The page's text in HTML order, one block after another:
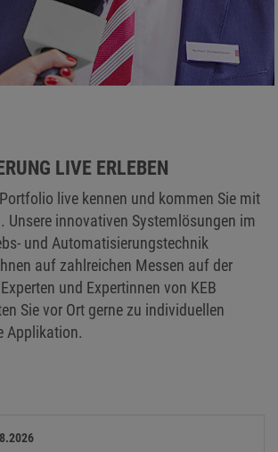
LIVE ERLEBEN
live kennen und kommen Sie mit
Unsere innovativen Systemlösungen im
und Automatisierungstechnik
auf zahlreichen Messen auf der
und Expertinnen von KEB
Sie vor Ort gerne zu individuellen
Applikation.